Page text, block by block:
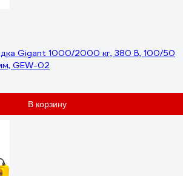
Gigant 1000/2000 кг, 380 В, 100/50
GEW-02
В корзину